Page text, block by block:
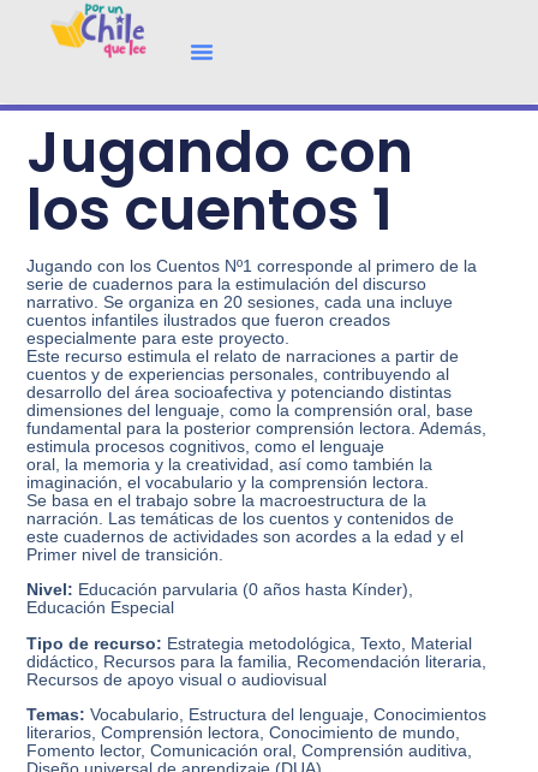
Jugando con
los cuentos 1
Jugando con los Cuentos Nº1 corresponde al primero de la
serie de cuadernos para la estimulación del discurso
narrativo. Se organiza en 20 sesiones, cada una incluye
cuentos infantiles ilustrados que fueron creados
especialmente para este proyecto.
Este recurso estimula el relato de narraciones a partir de
cuentos y de experiencias personales, contribuyendo al
desarrollo del área socioafectiva y potenciando distintas
dimensiones del lenguaje, como la comprensión oral, base
fundamental para la posterior comprensión lectora. Además,
estimula procesos cognitivos, como el lenguaje
oral, la memoria y la creatividad, así como también la
imaginación, el vocabulario y la comprensión lectora.
Se basa en el trabajo sobre la macroestructura de la
narración. Las temáticas de los cuentos y contenidos de
este cuadernos de actividades son acordes a la edad y el
Primer nivel de transición.
Nivel: Educación parvularia (0 años hasta Kínder),
Educación Especial
Tipo de recurso: Estrategia metodológica, Texto, Material
didáctico, Recursos para la familia, Recomendación literaria,
Recursos de apoyo visual o audiovisual
Temas: Vocabulario, Estructura del lenguaje, Conocimientos
literarios, Comprensión lectora, Conocimiento de mundo,
Fomento lector, Comunicación oral, Comprensión auditiva,